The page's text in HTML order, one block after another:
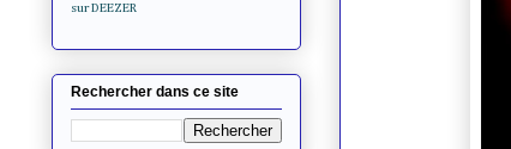
sur DEEZER
Rechercher dans ce site